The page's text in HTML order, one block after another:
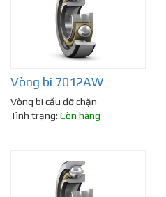
Vòng bi 7012AW
Vòng bi cầu đỡ chặn
Tình trạng: Còn hàng